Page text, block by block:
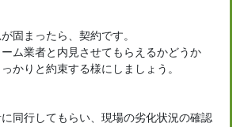
固まったら、契約です。
ム業者と内見させてもらえるかどうか
かりと約束する様にしましょう。
同行してもらい、現場の劣化状況の確認